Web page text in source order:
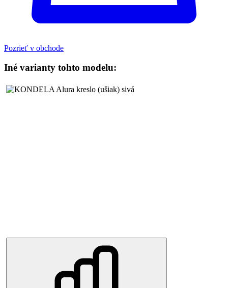
Pozrieť v obchode
Iné varianty tohto modelu: